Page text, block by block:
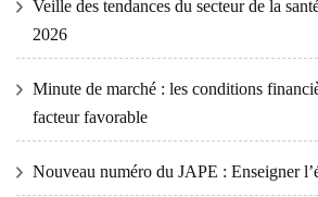
Veille des tendances du secteur de la
2026
Minute de marché : les conditions
facteur favorable
Nouveau numéro du JAPE : Enseigner